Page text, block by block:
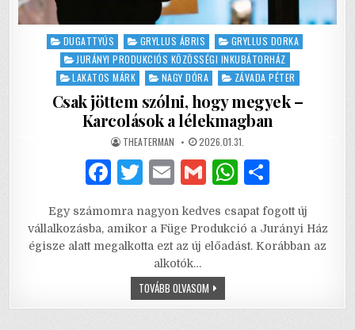
Posted
DUGATTYÚS GRYLLUS ÁBRIS
GRYLLUS DORKA
JURÁNYI PRODUKCIÓS KÖZÖSSÉGI INKUBÁTORHÁZ
LAKATOS MÁRK
NAGY DÓRA ZÁVADA PÉTER
Csak jöttem szólni, hogy megyek –
Karcolások a lélekmagban
AUTHOR:
THEATERMAN PUBLISHED
DATE:
2026.01.31.
F
c
e
b
T
it
te
r
E
ai
l
G
ai
l
W
at
s
ar
e
Egy számomra nagyon kedves csapat fogott új
vállalkozásba, amikor a Füge Produkció a Jurányi Ház
égisze alatt megalkotta ezt az új előadást. Korábban az
alkotók…
TOVÁBB OLVASOMCSAK
JÖTTEM
SZÓLNI,